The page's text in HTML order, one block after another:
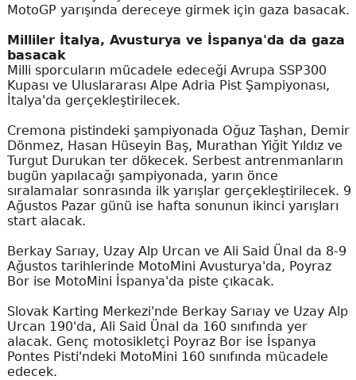
MotoGP yarışında dereceye girmek için gaza basacak.
Milliler İtalya, Avusturya ve İspanya'da da gaza
basacak
Milli sporcuların mücadele edeceği Avrupa SSP300
Kupası ve Uluslararası Alpe Adria Pist Şampiyonası,
İtalya'da gerçekleştirilecek.
Cremona pistindeki şampiyonada Oğuz Taşhan, Demir
Dönmez, Hasan Hüseyin Baş, Murathan Yiğit Yıldız ve
Turgut Durukan ter dökecek. Serbest antrenmanların
bugün yapılacağı şampiyonada, yarın önce
sıralamalar sonrasında ilk yarışlar gerçekleştirilecek. 9
Ağustos Pazar günü ise hafta sonunun ikinci yarışları
start alacak.
Berkay Sarıay, Uzay Alp Urcan ve Ali Said Ünal da 8-9
Ağustos tarihlerinde MotoMini Avusturya'da, Poyraz
Bor ise MotoMini İspanya'da piste çıkacak.
Slovak Karting Merkezi'nde Berkay Sarıay ve Uzay Alp
Urcan 190'da, Ali Said Ünal da 160 sınıfında yer
alacak. Genç motosikletçi Poyraz Bor ise İspanya
Pontes Pisti'ndeki MotoMini 160 sınıfında mücadele
edecek.